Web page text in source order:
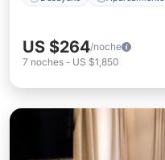
US $264/noche
7 noches - US $1,850